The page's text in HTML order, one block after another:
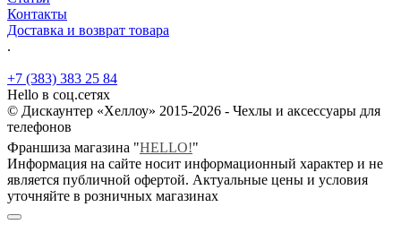
Контакты
Доставка и возврат товара
.
+7 (383) 383 25 84
Hello в соц.сетях
© Дискаунтер «Хеллоу» 2015-2026 - Чехлы и аксессуары для
телефонов
Франшиза магазина "HELLO!"
Информация на сайте носит информационный характер и не
является публичной офертой. Актуальные цены и условия
уточняйте в розничных магазинах